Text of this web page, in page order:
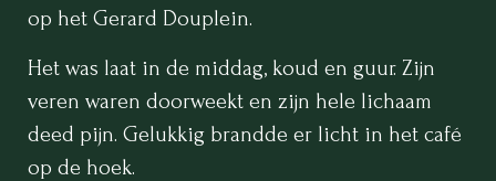
op het Gerard Douplein.
Het was laat in de middag, koud en guur. Zijn
veren waren doorweekt en zijn hele lichaam
deed pijn. Gelukkig brandde er licht in het café
op de hoek.